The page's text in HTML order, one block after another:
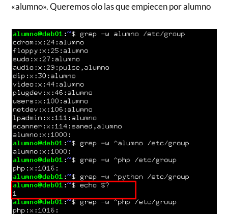
«alumno». Queremos olo las que empiecen por alumno